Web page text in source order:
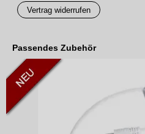
Vertrag widerrufen
Passendes Zubehör